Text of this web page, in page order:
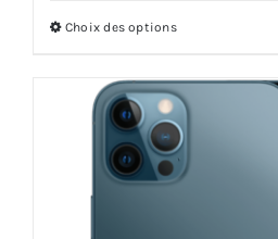
Choix des options